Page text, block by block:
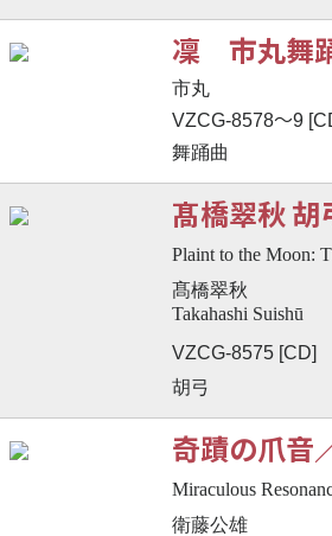
凜 市丸舞踊
市丸
VZCG-8578〜9
舞踊曲
髙橋翠秋
Plaint to the Moon:
髙橋翠秋
Takahashi Suishū
VZCG-8575 [CD]
胡弓
奇蹟の爪音
Miraculous
衛藤公雄